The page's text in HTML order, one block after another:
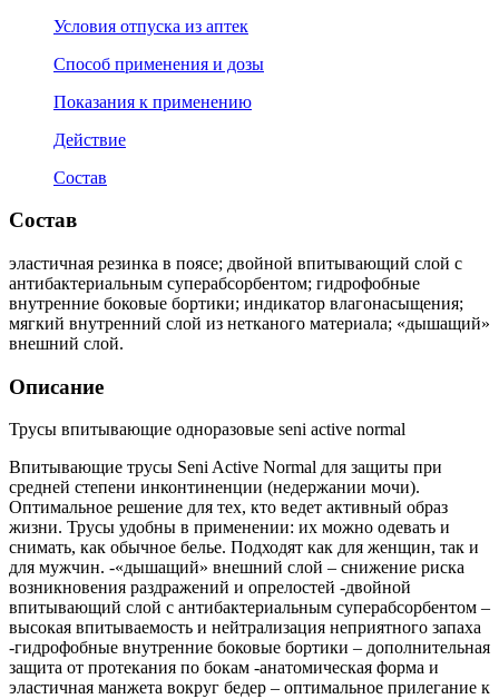
Условия отпуска из аптек
Способ применения и дозы
Показания к применению
Действие
Состав
Состав
эластичная резинка в поясе; двойной впитывающий слой с
антибактериальным суперабсорбентом; гидрофобные
внутренние боковые бортики; индикатор влагонасыщения;
мягкий внутренний слой из нетканого материала; «дышащий»
внешний слой.
Описание
Трусы впитывающие одноразовые seni active normal
Впитывающие трусы Seni Active Normal для защиты при
средней степени инконтиненции (недержании мочи).
Оптимальное решение для тех, кто ведет активный образ
жизни. Трусы удобны в применении: их можно одевать и
снимать, как обычное белье. Подходят как для женщин, так и
для мужчин. -«дышащий» внешний слой – снижение риска
возникновения раздражений и опрелостей -двойной
впитывающий слой с антибактериальным суперабсорбентом –
высокая впитываемость и нейтрализация неприятного запаха
-гидрофобные внутренние боковые бортики – дополнительная
защита от протекания по бокам -анатомическая форма и
эластичная манжета вокруг бедер – оптимальное прилегание к